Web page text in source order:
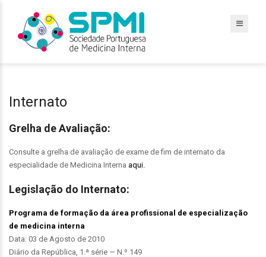
Internato
Grelha de Avaliação:
Consulte a grelha de avaliação de exame de fim de internato da
especialidade de Medicina Interna aqui.
Legislação do Internato:
Programa de formação da área profissional de especialização
de medicina interna
Data: 03 de Agosto de 2010
Diário da República, 1.ª série — N.º 149